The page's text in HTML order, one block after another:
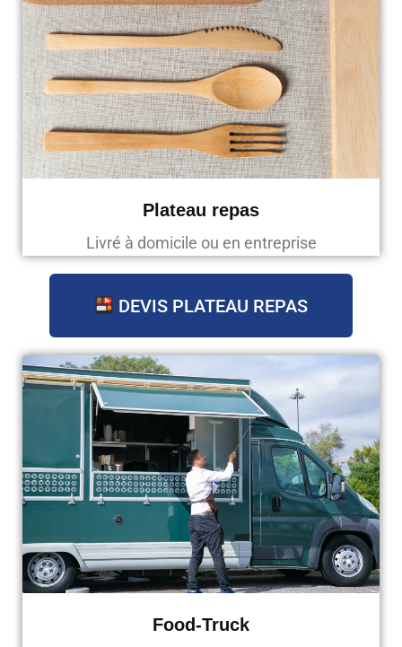
Plateau repas
Livré à domicile ou en entreprise
DEVIS PLATEAU REPAS
Food-Truck